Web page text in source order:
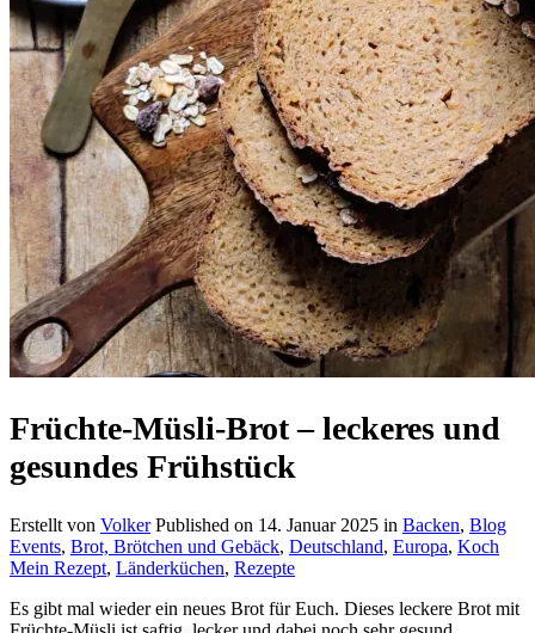
Früchte-Müsli-Brot – leckeres und
gesundes Frühstück
Erstellt von Volker Published on 14. Januar 2025 in Backen, Blog
Events, Brot, Brötchen und Gebäck, Deutschland, Europa, Koch
Mein Rezept, Länderküchen, Rezepte
Es gibt mal wieder ein neues Brot für Euch. Dieses leckere Brot mit